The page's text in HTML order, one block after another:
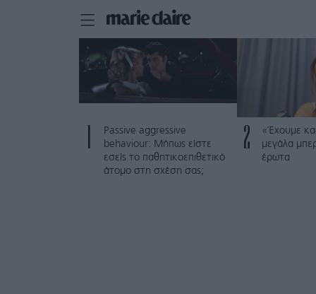
Passive aggressive
behaviour: Μήπως είστε
εσείς το παθητικοεπιθετικό
άτομο στη σχέση σας;
2
«Έχουμε
μεγάλα
έρωτα